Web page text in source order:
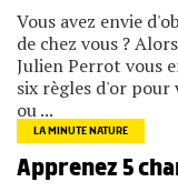
Vous avez envie
de chez vous ?
Julien Perrot vous
six règles d'or pour
ou ...
LA MINUTE NATURE
Apprenez 5